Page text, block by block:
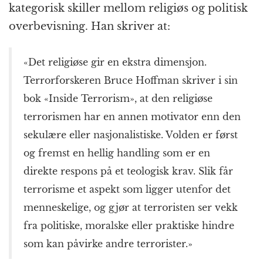
kategorisk skiller mellom religiøs og politisk
overbevisning. Han skriver at:
«Det religiøse gir en ekstra dimensjon.
Terrorforskeren Bruce Hoffman skriver i sin
bok «Inside Terrorism», at den religiøse
terrorismen har en annen motivator enn den
sekulære eller nasjonalistiske. Volden er først
og fremst en hellig handling som er en
direkte respons på et teologisk krav. Slik får
terrorisme et aspekt som ligger utenfor det
menneskelige, og gjør at terroristen ser vekk
fra politiske, moralske eller praktiske hindre
som kan påvirke andre terrorister.»